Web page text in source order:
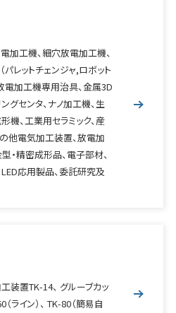
加工機、細穴放電加工機、
レットチェンジャ,ロボット
電加工機専用治具、金属3D
グセンタ、ナノ加工機、生
機、工業用セラミック、産
他電気加工装置、放電加
・精密成形品、電子部材、
LED応用製品、委託研究及
装置TK-14、 グルーブカッ
ライン）、 TK-80（簡易自